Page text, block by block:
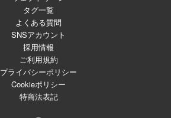
タグ一覧
よくある質問
SNSアカウント
採用情報
ご利用規約
プライバシーポリシー
Cookieポリシー
特商法表記